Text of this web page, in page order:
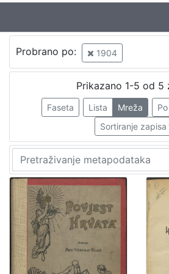
Jezik
mađarski
hrvatski
1
2
Nakladnička
cjelina
Obitelji Šubić, Zrinski i Frankopan
Sport
Probrano po: 1904
Prikazano 1-5 od 5
Faseta Lista Mreža
Sortiranje zapisa